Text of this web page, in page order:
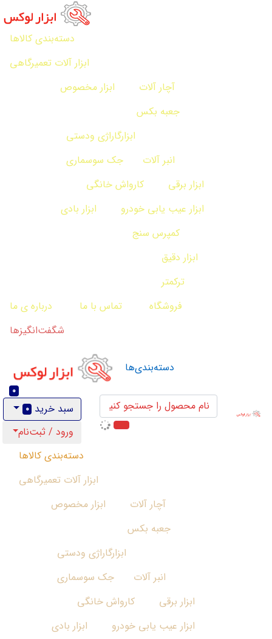
دسته‌بندی کالاها
ابزار آلات تعمیرگاهی
آچار آلات
ابزار مخصوص
جعبه بکس
ابزارگاراژی ودستی
انبر آلات
جک سوسماری
ابزار برقی
کارواش خانگی
ابزار عیب یابی خودرو
کمپرس سنج
ابزار بادی
ابزار دقیق
ترکمتر
فروشگاه
تماس با ما
درباره ی ما
شگفت‌انگیزها
دسته‌بندی‌ها
0
سبد خرید 0
ورود / ثبت‌نام
دسته‌بندی کالاها
ابزار آلات تعمیرگاهی
آچار آلات
ابزار مخصوص
جعبه بکس
ابزارگاراژی ودستی
انبر آلات
جک سوسماری
ابزار برقی
کارواش خانگی
ابزار عیب یابی خودرو
ابزار بادی